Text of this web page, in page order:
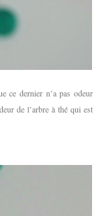
ce dernier n’a pas odeur
de l’arbre à thé qui est